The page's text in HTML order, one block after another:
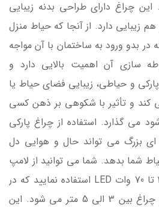
چراغ دارای طراحی بدنه زیبایی
دارد. از آنجا که حیاط منزل
در بدو ورود به ساختمان با آن مواجه
سازی آن اهمیت بالایی دارد و
و حیاطی، زیبایی فضای حیاط یا
کند و تأثیر با شکوهی بر ذهن کسی
می ­گذارد. استفاده از چراغ پارکی
بزرگ می تواند حال و هوایی دل
شما بدهد. شما می توانید از لامپ
ال ای دی با توان های 30 تا 70 وات LED استفاده نمایید که در
این صورت شعاع نوردهی چراغ بین 3 الی 5 متر می شود. این